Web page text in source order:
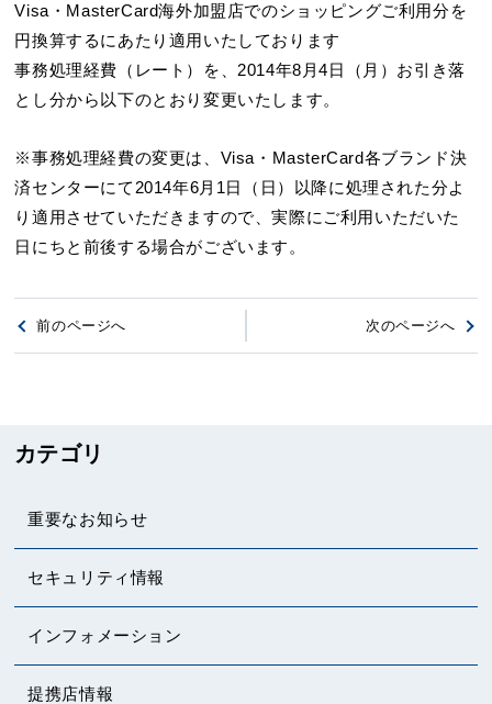
Visa・MasterCard海外加盟店でのショッピングご利用分を
円換算するにあたり適用いたしております
事務処理経費（レート）を、2014年8月4日（月）お引き落
とし分から以下のとおり変更いたします。
※事務処理経費の変更は、Visa・MasterCard各ブランド決
済センターにて2014年6月1日（日）以降に処理された分よ
り適用させていただきますので、実際にご利用いただいた
日にちと前後する場合がございます。
前のページへ 次のページへ
カテゴリ
重要なお知らせ
セキュリティ情報
インフォメーション
提携店情報